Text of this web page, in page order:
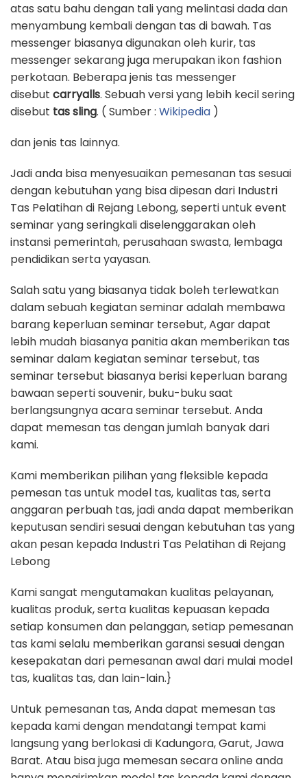
atas satu bahu dengan tali yang melintasi dada dan
menyambung kembali dengan tas di bawah. Tas
messenger biasanya digunakan oleh kurir, tas
messenger sekarang juga merupakan ikon fashion
perkotaan. Beberapa jenis tas messenger
disebut carryalls. Sebuah versi yang lebih kecil sering
disebut tas sling. ( Sumber : Wikipedia )
dan jenis tas lainnya.
Jadi anda bisa menyesuaikan pemesanan tas sesuai
dengan kebutuhan yang bisa dipesan dari Industri
Tas Pelatihan di Rejang Lebong, seperti untuk event
seminar yang seringkali diselenggarakan oleh
instansi pemerintah, perusahaan swasta, lembaga
pendidikan serta yayasan.
Salah satu yang biasanya tidak boleh terlewatkan
dalam sebuah kegiatan seminar adalah membawa
barang keperluan seminar tersebut, Agar dapat
lebih mudah biasanya panitia akan memberikan tas
seminar dalam kegiatan seminar tersebut, tas
seminar tersebut biasanya berisi keperluan barang
bawaan seperti souvenir, buku-buku saat
berlangsungnya acara seminar tersebut. Anda
dapat memesan tas dengan jumlah banyak dari
kami.
Kami memberikan pilihan yang fleksible kepada
pemesan tas untuk model tas, kualitas tas, serta
anggaran perbuah tas, jadi anda dapat memberikan
keputusan sendiri sesuai dengan kebutuhan tas yang
akan pesan kepada Industri Tas Pelatihan di Rejang
Lebong
Kami sangat mengutamakan kualitas pelayanan,
kualitas produk, serta kualitas kepuasan kepada
setiap konsumen dan pelanggan, setiap pemesanan
tas kami selalu memberikan garansi sesuai dengan
kesepakatan dari pemesanan awal dari mulai model
tas, kualitas tas, dan lain-lain.}
Untuk pemesanan tas, Anda dapat memesan tas
kepada kami dengan mendatangi tempat kami
langsung yang berlokasi di Kadungora, Garut, Jawa
Barat. Atau bisa juga memesan secara online anda